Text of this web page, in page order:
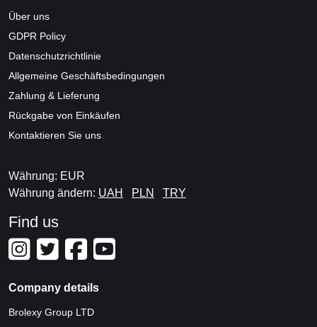
Über uns
GDPR Policy
Datenschutzrichtlinie
Allgemeine Geschäftsbedingungen
Zahlung & Lieferung
Rückgabe von Einkäufen
Kontaktieren Sie uns
Währung: EUR
Währung ändern: UAH PLN TRY
Find us
Company details
Brolexy Group LTD